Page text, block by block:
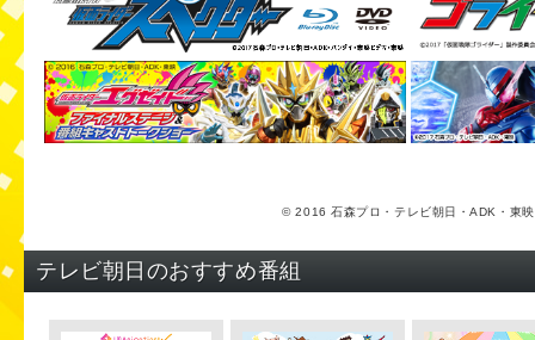
© 2016 石森プロ・テレビ朝日・ADK・東映
テレビ朝日のおすすめ番組